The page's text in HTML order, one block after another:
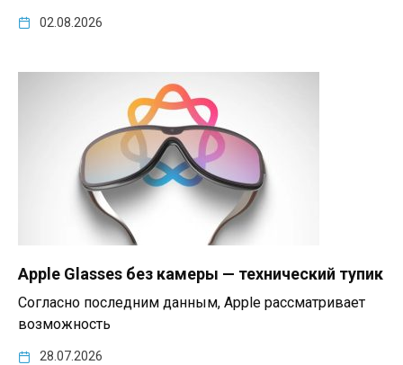
02.08.2026
Apple Glasses без камеры — технический тупик
Согласно последним данным, Apple рассматривает
возможность
28.07.2026